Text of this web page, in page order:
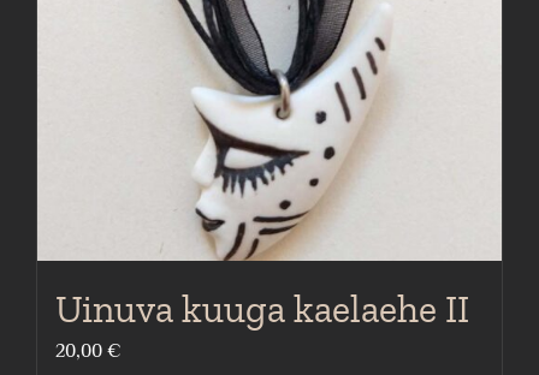
Uinuva kuuga kaelaehe II
20,00 €